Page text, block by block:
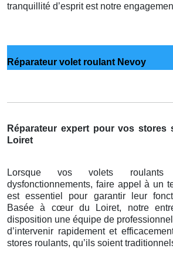
tranquillité d’esprit est notre
Réparateur volet roulant Nevoy
Réparateur expert pour vos stores
Loiret
Lorsque vos volets roulants
dysfonctionnements, faire appel à un
est essentiel pour garantir leur
Basée à cœur du Loiret, notre
disposition une équipe de
d’intervenir rapidement et
stores roulants, qu’ils soient